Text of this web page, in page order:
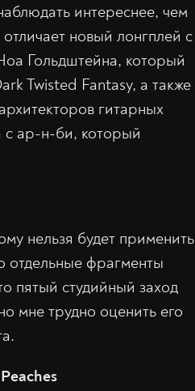
интереснее, чем
новый лонгплей с
Гольдштейна, который
Twisted Fantasy, а также
гитарных
с ар-н-би, который
нельзя будет применить
отдельные фрагменты
пятый студийный заход
мне трудно оценить его